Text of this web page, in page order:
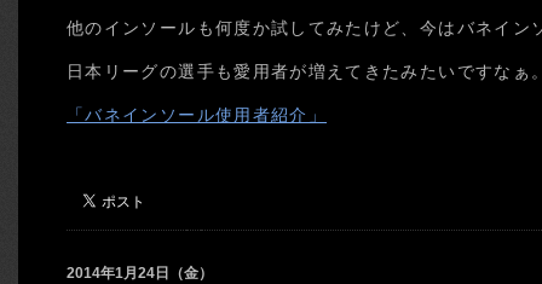
他のインソールも何度か試してみたけど、今はバネイン
日本リーグの選手も愛用者が増えてきたみたいですなぁ
「バネインソール使用者紹介」
2014年1月24日（金）